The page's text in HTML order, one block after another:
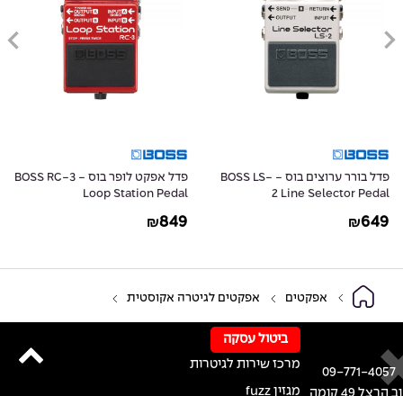
פדל בורר ערוצים בוס - BOSS LS-
2 Line Selector Pedal
₪649
פדל אפקט לופר בוס - BOSS RC-3
Loop Station Pedal
₪849
אפקטים אפקטים לגיטרה אקוסטית
09-771-4057
ביטול עסקה
מרכז שירות לגיטרות
מגזין fuzz